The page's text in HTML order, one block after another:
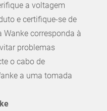
a voltagem
e certifique-se de
Wanke corresponda à
problemas
o cabo de
a uma tomada